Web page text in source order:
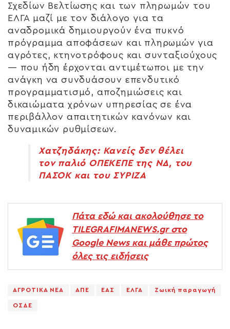
Σχεδίων Βελτίωσης και των πληρωμών του
ΕΛΓΑ μαζί με τον διάλογο για τα
αναδρομικά δημιουργούν ένα πυκνό
πρόγραμμα αποφάσεων και πληρωμών για
αγρότες, κτηνοτρόφους και συνταξιούχους
— που ήδη έρχονται αντιμέτωποι με την
ανάγκη να συνδυάσουν επενδυτικό
προγραμματισμό, αποζημιώσεις και
δικαιώματα χρόνων υπηρεσίας σε ένα
περιβάλλον απαιτητικών κανόνων και
δυναμικών ρυθμίσεων.
Χατζηδάκης: Κανείς δεν θέλει
τον παλιό ΟΠΕΚΕΠΕ της ΝΔ, του
ΠΑΣΟΚ και του ΣΥΡΙΖΑ
Πάτα εδώ και ακολούθησε το
TILEGRAFIMANEWS.gr στο
Google News και μάθε πρώτος
όλες τις ειδήσεις
ΑΓΡΟΤΙΚΑ ΝΕΑ ΑΠΕ ΕΑΣ ΕΛΓΑ Ζωική παραγωγή
ΟΣΔΕ